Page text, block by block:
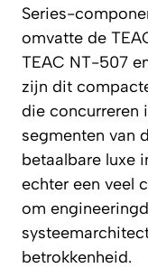
Series-
omvatte de
TEAC NT-507
zijn dit
die concurreren
segmenten van
betaalbare luxe
echter een veel
om
betrokkenheid.